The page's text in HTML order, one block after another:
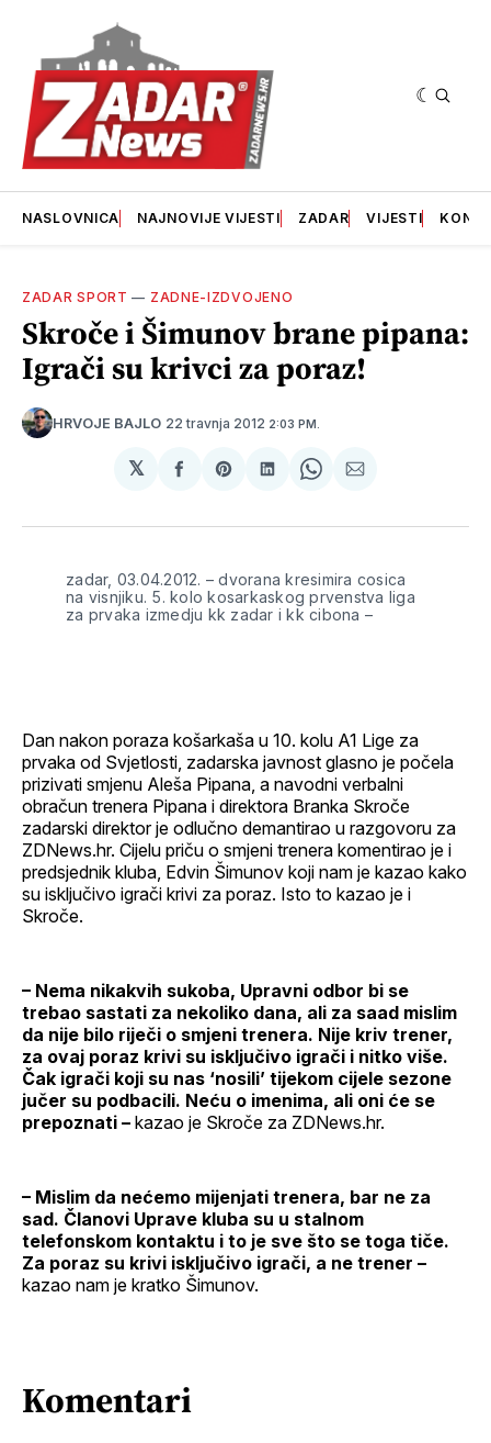
NASLOVNICA NAJNOVIJE VIJESTI ZADAR VIJESTI
ZADAR SPORT — ZADNE-IZDVOJENO
Skroče i Šimunov brane pipana:
Igrači su krivci za poraz!
HRVOJE BAJLO 22 travnja 2012 2:03 PM.
𝕏
podijeliSharepodijeliSharepodijeli
zadar, 03.04.2012. – dvorana kresimira cosica
na visnjiku. 5. kolo kosarkaskog prvenstva liga
za prvaka izmedju kk zadar i kk cibona –
Dan nakon poraza košarkaša u 10. kolu A1 Lige za
prvaka od Svjetlosti, zadarska javnost glasno je počela
prizivati smjenu Aleša Pipana, a navodni verbalni
obračun trenera Pipana i direktora Branka Skroče
zadarski direktor je odlučno demantirao u razgovoru za
ZDNews.hr. Cijelu priču o smjeni trenera komentirao je i
predsjednik kluba, Edvin Šimunov koji nam je kazao kako
su isključivo igrači krivi za poraz. Isto to kazao je i
Skroče.
– Nema nikakvih sukoba, Upravni odbor bi se
trebao sastati za nekoliko dana, ali za saad mislim
da nije bilo riječi o smjeni trenera. Nije kriv trener,
za ovaj poraz krivi su isključivo igrači i nitko više.
Čak igrači koji su nas ‘nosili’ tijekom cijele sezone
jučer su podbacili. Neću o imenima, ali oni će se
prepoznati – kazao je Skroče za ZDNews.hr.
– Mislim da nećemo mijenjati trenera, bar ne za
sad. Članovi Uprave kluba su u stalnom
telefonskom kontaktu i to je sve što se toga tiče.
Za poraz su krivi isključivo igrači, a ne trener –
kazao nam je kratko Šimunov.
Komentari